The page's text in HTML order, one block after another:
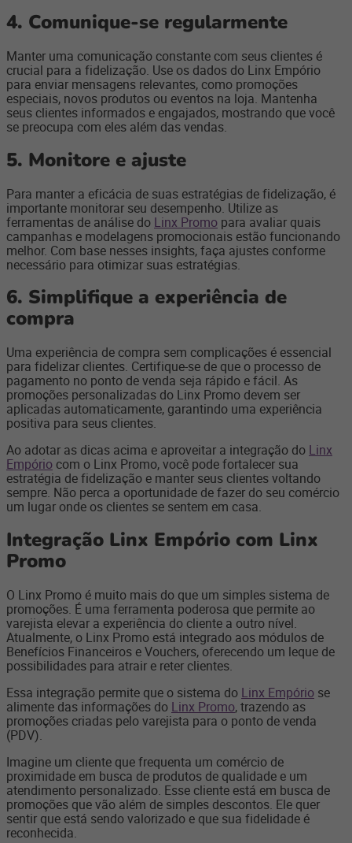
4. Comunique-se regularmente
Manter uma comunicação constante com seus clientes é
crucial para a fidelização. Use os dados do Linx Empório
para enviar mensagens relevantes, como promoções
especiais, novos produtos ou eventos na loja. Mantenha
seus clientes informados e engajados, mostrando que você
se preocupa com eles além das vendas.
5. Monitore e ajuste
Para manter a eficácia de suas estratégias de fidelização, é
importante monitorar seu desempenho. Utilize as
ferramentas de análise do Linx Promo para avaliar quais
campanhas e modelagens promocionais estão funcionando
melhor. Com base nesses insights, faça ajustes conforme
necessário para otimizar suas estratégias.
6. Simplifique a experiência de
compra
Uma experiência de compra sem complicações é essencial
para fidelizar clientes. Certifique-se de que o processo de
pagamento no ponto de venda seja rápido e fácil. As
promoções personalizadas do Linx Promo devem ser
aplicadas automaticamente, garantindo uma experiência
positiva para seus clientes.
Ao adotar as dicas acima e aproveitar a integração do Linx
Empório com o Linx Promo, você pode fortalecer sua
estratégia de fidelização e manter seus clientes voltando
sempre. Não perca a oportunidade de fazer do seu comércio
um lugar onde os clientes se sentem em casa.
Integração Linx Empório com Linx
Promo
O Linx Promo é muito mais do que um simples sistema de
promoções. É uma ferramenta poderosa que permite ao
varejista elevar a experiência do cliente a outro nível.
Atualmente, o Linx Promo está integrado aos módulos de
Benefícios Financeiros e Vouchers, oferecendo um leque de
possibilidades para atrair e reter clientes.
Essa integração permite que o sistema do Linx Empório se
alimente das informações do Linx Promo, trazendo as
promoções criadas pelo varejista para o ponto de venda
(PDV).
Imagine um cliente que frequenta um comércio de
proximidade em busca de produtos de qualidade e um
atendimento personalizado. Esse cliente está em busca de
promoções que vão além de simples descontos. Ele quer
sentir que está sendo valorizado e que sua fidelidade é
reconhecida.